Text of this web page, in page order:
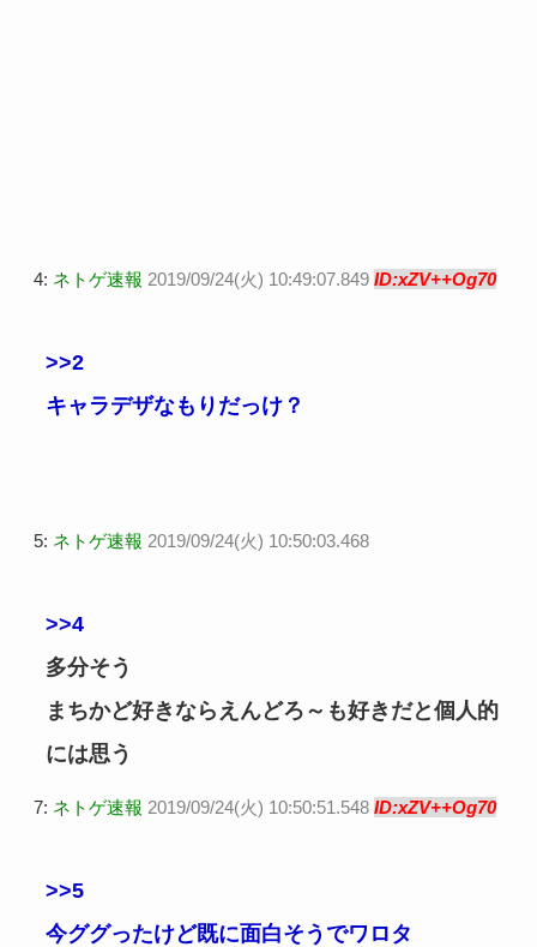
4: ネトゲ速報 2019/09/24(火) 10:49:07.849 ID:xZV++Og70
>>2
キャラデザなもりだっけ？
5: ネトゲ速報 2019/09/24(火) 10:50:03.468
>>4
多分そう
まちかど好きならえんどろ～も好きだと個人的
には思う
7: ネトゲ速報 2019/09/24(火) 10:50:51.548 ID:xZV++Og70
>>5
今ググったけど既に面白そうでワロタ